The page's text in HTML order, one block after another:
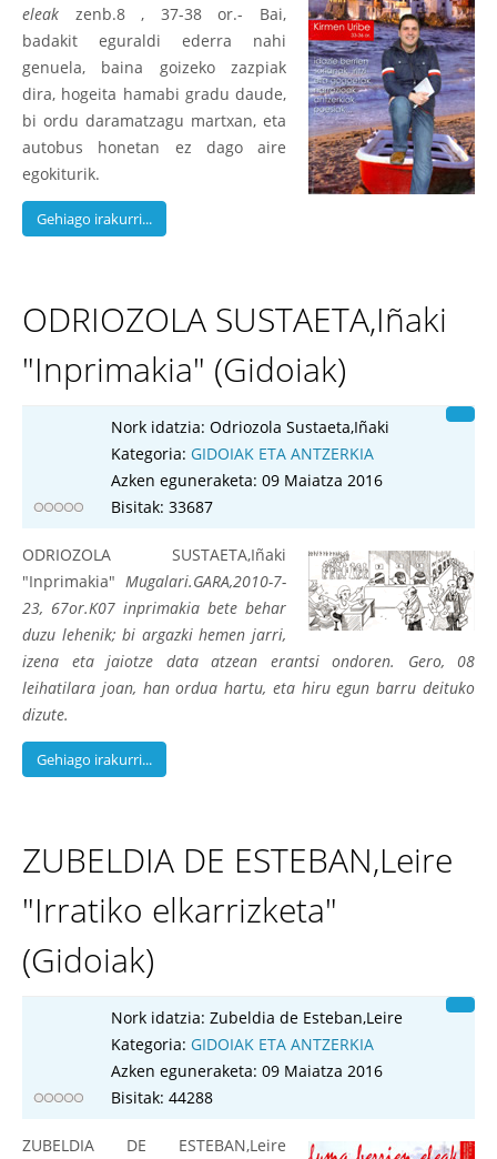
eleak zenb.8 , 37-38 or.- Bai,
badakit eguraldi ederra nahi
genuela, baina goizeko zazpiak
dira, hogeita hamabi gradu daude,
bi ordu daramatzagu martxan, eta
autobus honetan ez dago aire
egokiturik.
Gehiago irakurri...
ODRIOZOLA SUSTAETA,Iñaki
"Inprimakia" (Gidoiak)
Nork idatzia: Odriozola Sustaeta,Iñaki
Kategoria: GIDOIAK ETA ANTZERKIA
Azken eguneraketa: 09 Maiatza 2016
Bisitak: 33687
ODRIOZOLA SUSTAETA,Iñaki
"Inprimakia" Mugalari.GARA,2010-7-
23, 67or.K07 inprimakia bete behar
duzu lehenik; bi argazki hemen jarri,
izena eta jaiotze data atzean erantsi ondoren. Gero, 08
leihatilara joan, han ordua hartu, eta hiru egun barru deituko
dizute.
Gehiago irakurri...
ZUBELDIA DE ESTEBAN,Leire
"Irratiko elkarrizketa"
(Gidoiak)
Nork idatzia: Zubeldia de Esteban,Leire
Kategoria: GIDOIAK ETA ANTZERKIA
Azken eguneraketa: 09 Maiatza 2016
Bisitak: 44288
ZUBELDIA DE ESTEBAN,Leire